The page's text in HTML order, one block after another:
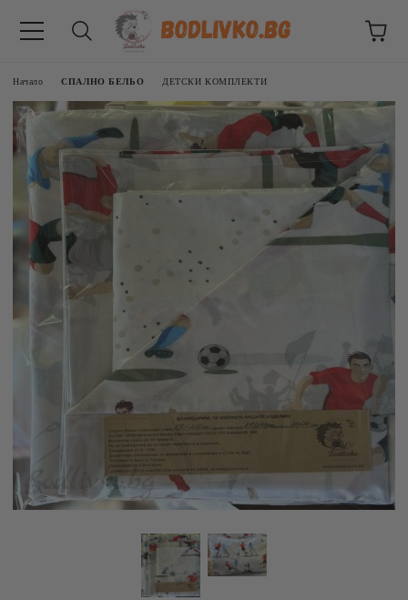
Начало СПАЛНО БЕЛЬО ДЕТСКИ КОМПЛЕКТИ